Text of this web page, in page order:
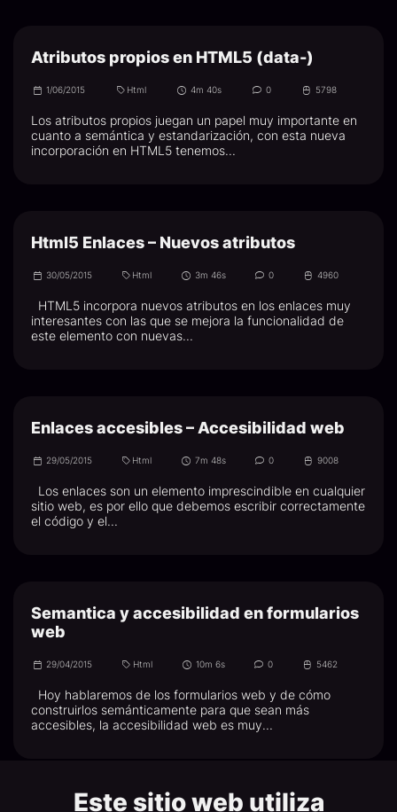
Atributos propios en HTML5 (data-)
1/06/2015 Html 4m 40s 0 5798
Los atributos propios juegan un papel muy importante en
cuanto a semántica y estandarización, con esta nueva
incorporación en HTML5 tenemos...
Html5 Enlaces – Nuevos atributos
30/05/2015 Html 3m 46s 0 4960
HTML5 incorpora nuevos atributos en los enlaces muy
interesantes con las que se mejora la funcionalidad de
este elemento con nuevas...
Enlaces accesibles – Accesibilidad web
29/05/2015 Html 7m 48s 0 9008
Los enlaces son un elemento imprescindible en cualquier
sitio web, es por ello que debemos escribir correctamente
el código y el...
Semantica y accesibilidad en formularios
web
29/04/2015 Html 10m 6s 0 5462
Hoy hablaremos de los formularios web y de cómo
construirlos semánticamente para que sean más
accesibles, la accesibilidad web es muy...
Este sitio web utiliza